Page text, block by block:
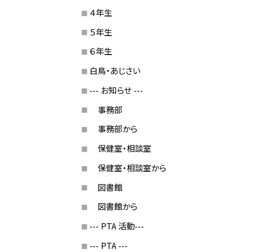
４年生
５年生
６年生
白鳥・あじさい
--- お知らせ ---
事務部
事務部から
保健室・相談室
保健室・相談室から
図書館
図書館から
--- PTA 活動---
--- PTA ---